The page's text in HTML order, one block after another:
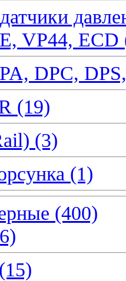
VP44, ECD
DPC,
(19)
(3)
(1)
(400)